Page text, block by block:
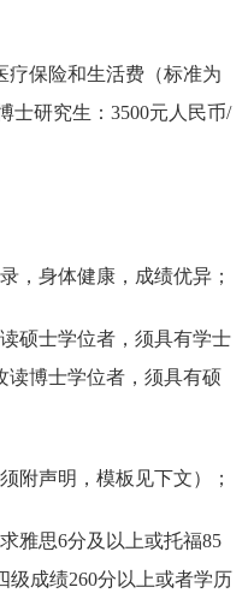
疗保险和生活费（标准为
士研究生：3500元人民币/
，身体健康，成绩优异；
硕士学位者，须具有学士
读博士学位者，须具有硕
附声明，模板见下文）；
雅思6分及以上或托福85
级成绩260分以上或者学历